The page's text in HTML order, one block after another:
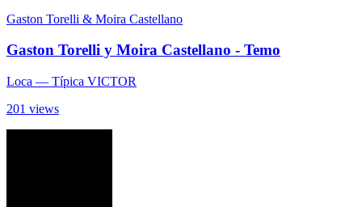
Gaston Torelli & Moira Castellano
Gaston Torelli y Moira Castellano - Temo
Loca — Típica VICTOR
201 views